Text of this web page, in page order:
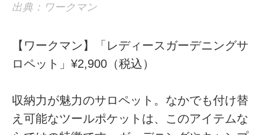
出典：ワークマン
【ワークマン】「レディースガーデニングサ
ロペット」¥2,900（税込）
収納力が魅力のサロペット。なかでも付け替
え可能なツールポケットは、このアイテムな